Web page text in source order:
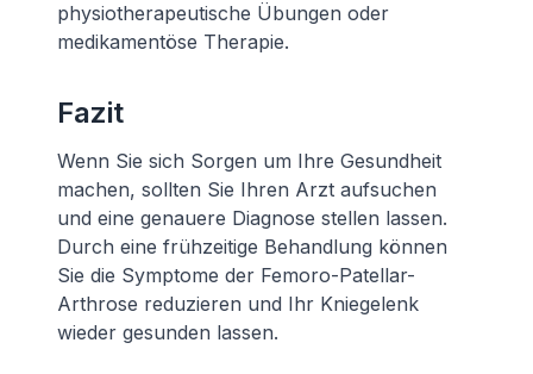
physiotherapeutische Übungen oder
medikamentöse Therapie.
Fazit
Wenn Sie sich Sorgen um Ihre Gesundheit
machen, sollten Sie Ihren Arzt aufsuchen
und eine genauere Diagnose stellen lassen.
Durch eine frühzeitige Behandlung können
Sie die Symptome der Femoro-Patellar-
Arthrose reduzieren und Ihr Kniegelenk
wieder gesunden lassen.